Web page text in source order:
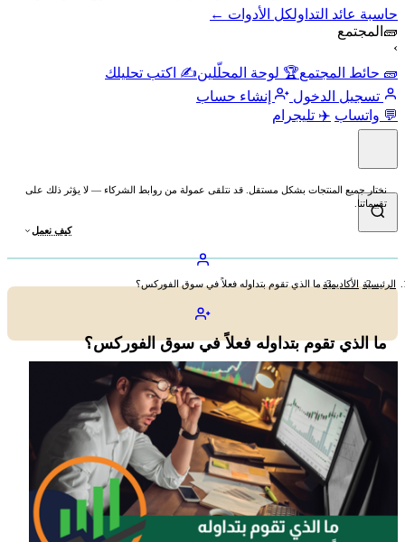
حاسبة عائد التداولكل الأدوات ←
🧱 المجتمع
›
🧱 حائط المجتمع🏆 لوحة المحلّلين✍️ اكتب تحليلك
تسجيل الدخول
إنشاء حساب
💬 واتساب ✈️ تليجرام
نختار جميع المنتجات بشكل مستقل. قد نتلقى عمولة من روابط الشركاء — لا يؤثر ذلك على
تقييماتنا.
كيف نعمل
الرئيسية الأكاديمية ما الذي تقوم بتداوله فعلاً في سوق الفوركس؟
ما الذي تقوم بتداوله فعلاً في سوق الفوركس؟